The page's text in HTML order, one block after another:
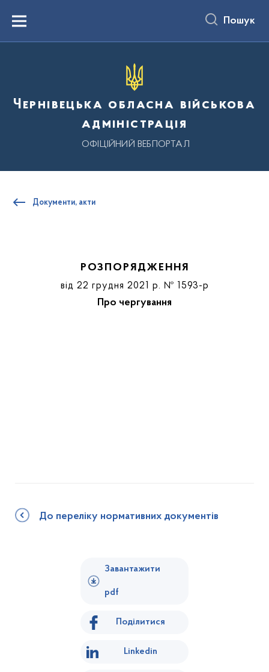
вмістуMenu Пошук
Чернівецька обласна військова
адміністрація
ОФІЦІЙНИЙ ВЕБПОРТАЛ
Документи, акти
РОЗПОРЯДЖЕННЯ
від 22 грудня 2021 р. № 1593-p
Про чергування
До переліку нормативних документів
Завантажити
pdf
Поділитися
Linkedin